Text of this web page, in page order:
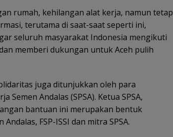
rumah, kehilangan alat kerja, namun tetap
terutama di saat-saat seperti ini,
seluruh masyarakat Indonesia mengikuti
memberi dukungan untuk Aceh pulih
juga ditunjukkan oleh para
Andalas (SPSA). Ketua SPSA,
bantuan ini merupakan bentuk
FSP-ISSI dan mitra SPSA.